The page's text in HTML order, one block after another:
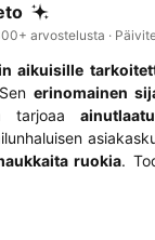
arvostelusta ·
aikuisille
Senerinomainen
tarjoaa
ruokia.